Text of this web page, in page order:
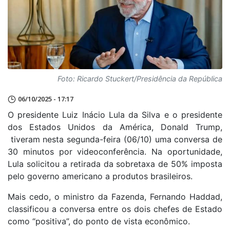
Foto: Ricardo Stuckert/Presidência da República
06/10/2025 - 17:17
O presidente Luiz Inácio Lula da Silva e o presidente
dos Estados Unidos da América, Donald Trump,
tiveram nesta segunda-feira (06/10) uma conversa de
30 minutos por videoconferência. Na oportunidade,
Lula solicitou a retirada da sobretaxa de 50% imposta
pelo governo americano a produtos brasileiros.
Mais cedo, o ministro da Fazenda, Fernando Haddad,
classificou a conversa entre os dois chefes de Estado
como “positiva”, do ponto de vista econômico.